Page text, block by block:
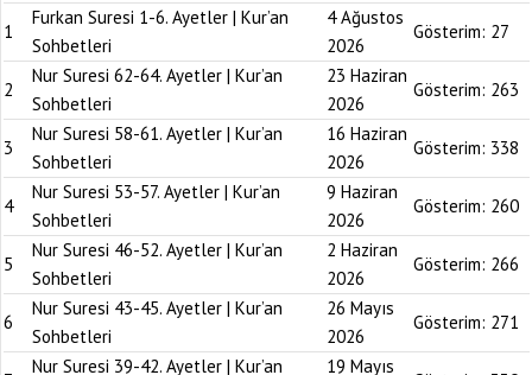
1
Furkan Suresi 1-6. Ayetler | Kur’an
Sohbetleri
4 Ağustos
2026
Gösterim: 27
2
Nur Suresi 62-64. Ayetler | Kur’an
Sohbetleri
23 Haziran
2026
Gösterim: 263
3
Nur Suresi 58-61. Ayetler | Kur’an
Sohbetleri
16 Haziran
2026
Gösterim: 338
4
Nur Suresi 53-57. Ayetler | Kur’an
Sohbetleri
9 Haziran
2026
Gösterim: 260
5
Nur Suresi 46-52. Ayetler | Kur’an
Sohbetleri
2 Haziran
2026
Gösterim: 266
6
Nur Suresi 43-45. Ayetler | Kur’an
Sohbetleri
26 Mayıs
2026
Gösterim: 271
Nur Suresi 39-42. Ayetler | Kur’an
19 Mayıs